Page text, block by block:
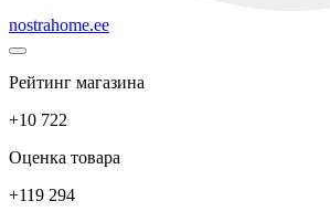
nostrahome.ee
Рейтинг магазина
+10 722
Оценка товара
+119 294